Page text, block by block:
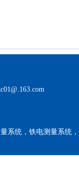
系统，铁电测量系统